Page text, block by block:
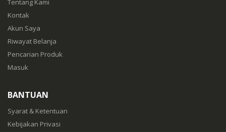
Tentang Kami
Kontak
Akun Saya
Riwayat Belanja
Pencarian Produk
Masuk
BANTUAN
Syarat & Ketentuan
Kebijakan Privasi